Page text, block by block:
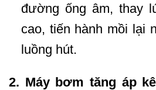
đường ống âm, thay
cao, tiến hành mồi lại
luồng hút.
2. Máy bơm tăng áp